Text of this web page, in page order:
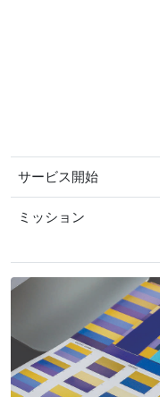
サービス開始
ミッション